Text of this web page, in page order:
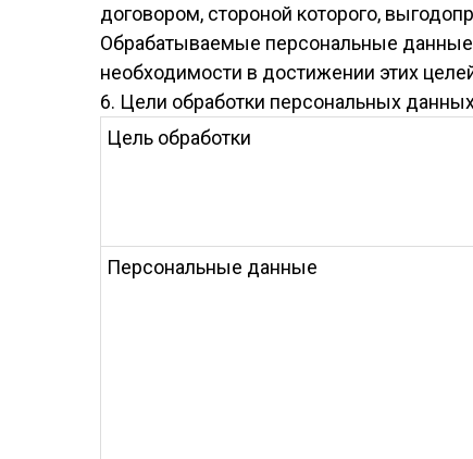
договором, стороной которого,
Обрабатываемые персональные данные
необходимости в достижении этих
6. Цели обработки персональных
Цель обработки
Персональные данные